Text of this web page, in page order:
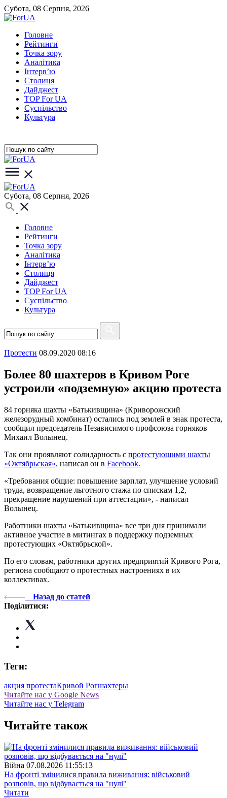
Субота, 08 Серпня, 2026
Головне
Рейтинги
Точка зору
Аналітика
Інтерв’ю
Столиця
Дайджест
TOP For UA
Суспiльство
Культура
Субота, 08 Серпня, 2026
Головне
Рейтинги
Точка зору
Аналітика
Інтерв’ю
Столиця
Дайджест
TOP For UA
Суспiльство
Культура
Протести 08.09.2020 08:16
Более 80 шахтеров в Кривом Роге
устроили «подземную» акцию протеста
84 горняка шахты «Батькивщина» (Криворожский
железорудный комбинат) остались под землей в знак протеста,
сообщил председатель Независимого профсоюза горняков
Михаил Волынец.
Так они проявляют солидарность с протестующими шахты
«Октябрьская», написал он в Facebook.
«Требования общие: повышение зарплат, улучшение условий
труда, возвращение льготного стажа по спискам 1,2,
прекращение нарушений при аттестации», - написал
Волынец.
Работники шахты «Батькивщина» все три дня принимали
активное участие в митингах в поддержку подземных
протестующих «Октябрьской».
По его словам, работники других предприятий Кривого Рога,
региона сообщают о протестных настроениях в их
коллективах.
Назад до статей
Поділитися:
Теги:
акция протестаКривой Рогшахтеры
Читайте нас у Google News
Читайте нас у Telegram
Читайте також
Війна 07.08.2026 11:55:13
На фронті змінилися правила виживання: військовий
розповів, що відбувається на "нулі"
Читати